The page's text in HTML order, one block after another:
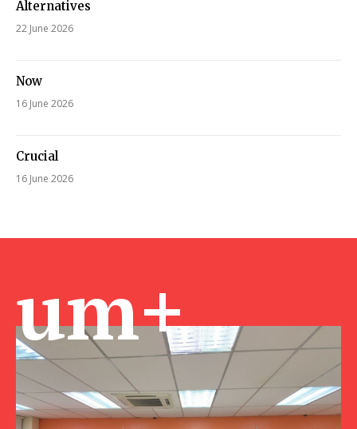
Alternatives
22 June 2026
Now
16 June 2026
Crucial
16 June 2026
um+